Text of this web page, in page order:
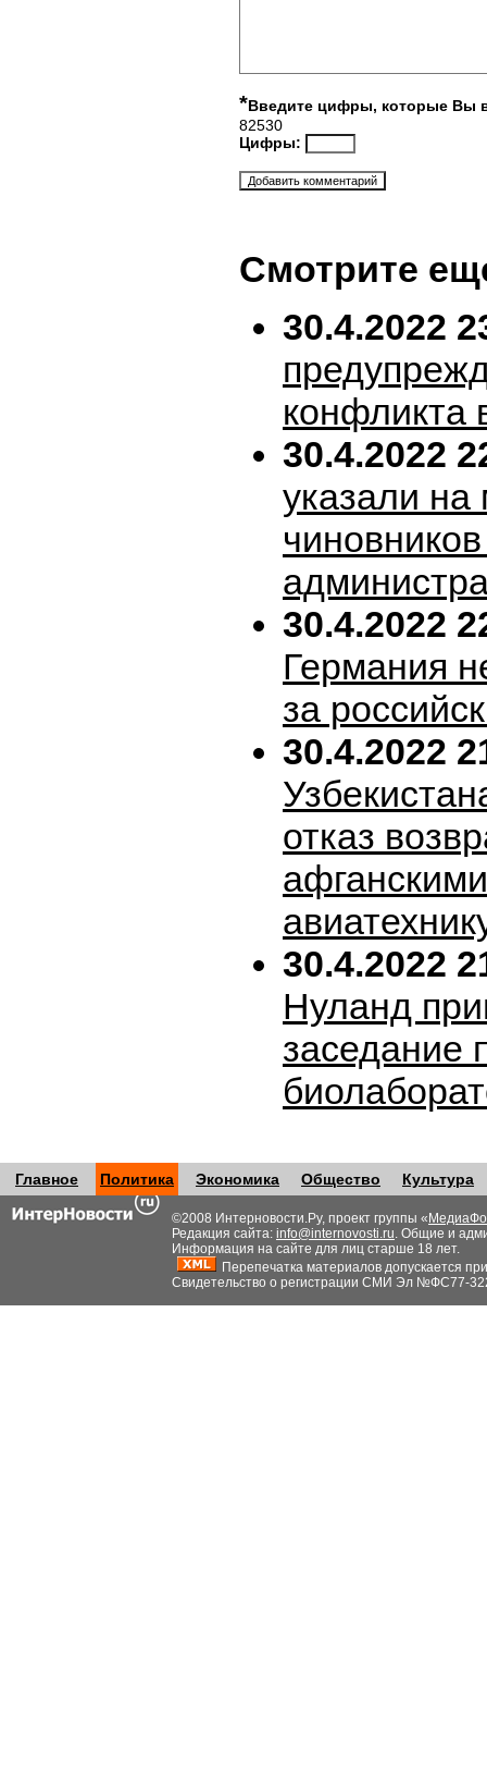
*Введите цифры, которые Вы
82530
Цифры:
Смотрите
30.4.2022
конфликта
30.4.2022
указали на
30.4.2022
Германия
за
30.4.2022
отказ
30.4.2022
Нуланд
заседание
Главное Политика Экономика Общество Культура
©2008 Интерновости.Ру, проект группы «
Редакция сайта: info@internovosti.ru. Общие и
Информация на сайте для лиц старше 18 лет.
Перепечатка материалов допускается
Свидетельство о регистрации СМИ Эл №ФС77-